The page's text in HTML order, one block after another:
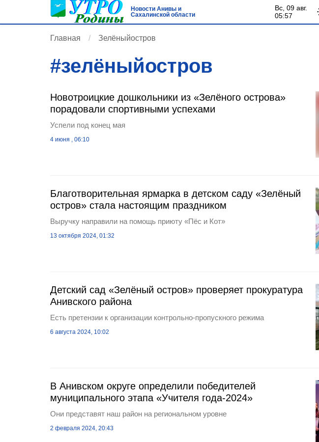
Новости Анивы и
Сахалинской области
вс, 09 авг.
05:57
Главная Зелёныйостров
#зелёныйостров
Новотроицкие дошкольники из «Зелёного острова»
порадовали спортивными успехами
Успели под конец мая
4 июня , 06:10
Благотворительная ярмарка в детском саду «Зелёный
остров» стала настоящим праздником
Выручку направили на помощь приюту «Пёс и Кот»
13 октября 2024, 01:32
Детский сад «Зелёный остров» проверяет прокуратура
Анивского района
Есть претензии к организации контрольно-пропускного режима
6 августа 2024, 10:02
В Анивском округе определили победителей
муниципального этапа «Учителя года-2024»
Они представят наш район на региональном уровне
2 февраля 2024, 20:43